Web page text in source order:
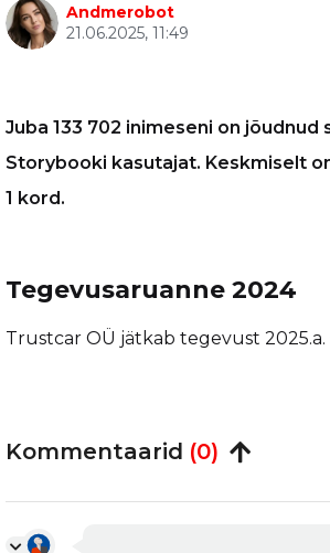
Andmerobot
21.06.2025, 11:49
Juba 133 702 inimeseni on
Storybooki kasutajat. Keskmiselt
1 kord.
Tegevusaruanne 2024
Trustcar OÜ jätkab tegevust
Kommentaarid (0)